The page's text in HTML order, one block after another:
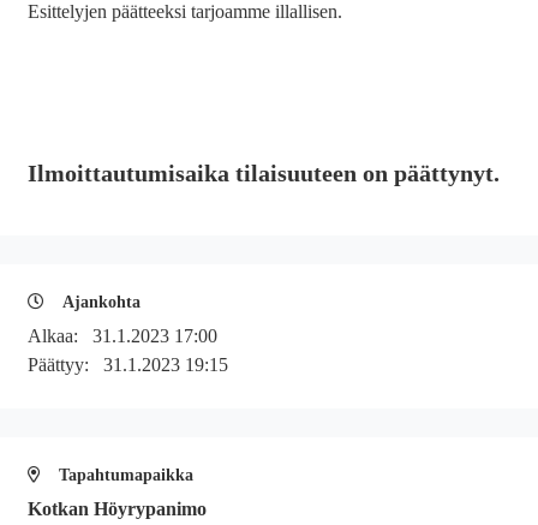
Esittelyjen päätteeksi tarjoamme illallisen.
Ilmoittautumisaika tilaisuuteen on päättynyt.
Ajankohta
Alkaa: 31.1.2023 17:00
Päättyy: 31.1.2023 19:15
Tapahtumapaikka
Kotkan Höyrypanimo